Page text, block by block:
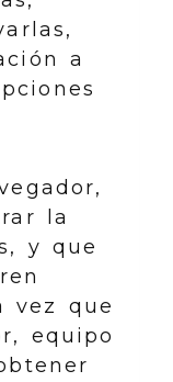
a
la
y que
vez que
equipo